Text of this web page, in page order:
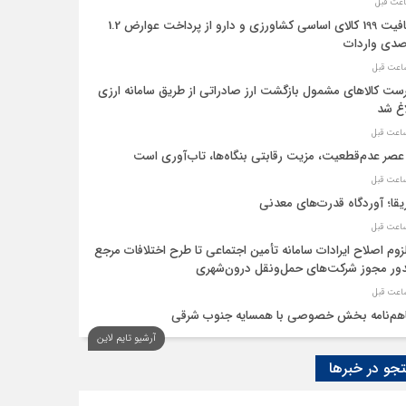
معافیت 199 کالای اساسی کشاورزی و دارو از پرداخت عوارض 1.2
واردات
کالاهای مشمول بازگشت ارز صادراتی از طریق سامانه ارزی
شد
عصر عدم‌قطعیت، مزیت رقابتی بنگاه‌ها، تاب‌آوری است
آوردگاه قدرت‌های معدنی
اصلاح ایرادات سامانه تأمین اجتماعی تا طرح اختلافات مرجع
مجوز شرکت‌های حمل‌ونقل درون‌شهری
بخش خصوصی با همسایه جنوب شرقی
اقتصاد‌ها از هوش مصنوعی
آرشیو تایم لاین
در خبرها